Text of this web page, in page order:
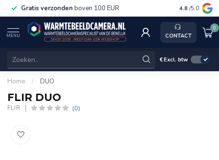
Gratis verzonden boven 100 EUR Service,
4.8 /5.0
MENU CONTACT
0
€Excl. btw
Home / DUO
FLIR DUO
FLIR (0)